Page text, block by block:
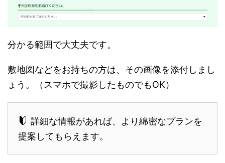
分かる範囲で大丈夫です。
敷地図などをお持ちの方は、その画像を添付しまし
ょう。（スマホで撮影したものでもOK）
詳細な情報があれば、より綿密なプランを
提案してもらえます。